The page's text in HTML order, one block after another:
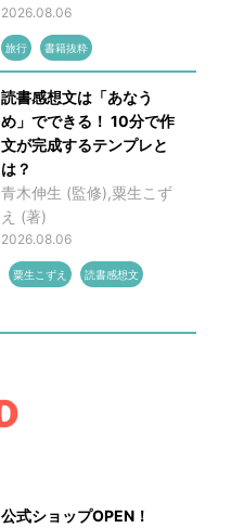
2026.08.06
旅行 書籍抜粋
読書感想文は「あなう
め」でできる！ 10分で作
文が完成するテンプレと
は？
青木伸生 (監修),粟生こず
え (著)
2026.08.06
粟生こずえ 読書感想文
公式ショップOPEN！